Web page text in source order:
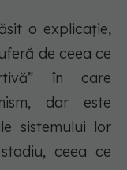
o explicație,
de ceea ce
în care
dar este
sistemului lor
ceea ce